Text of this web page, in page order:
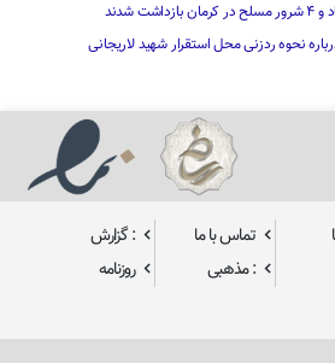
نحوه ردزنی محل استقرار شهید لاریجانی
تماس با ما
: گزارش
: مذهبی
روزنامه